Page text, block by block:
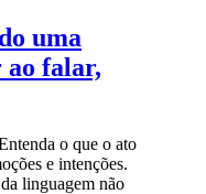
uma
ao falar,
o que o ato
e intenções.
linguagem não